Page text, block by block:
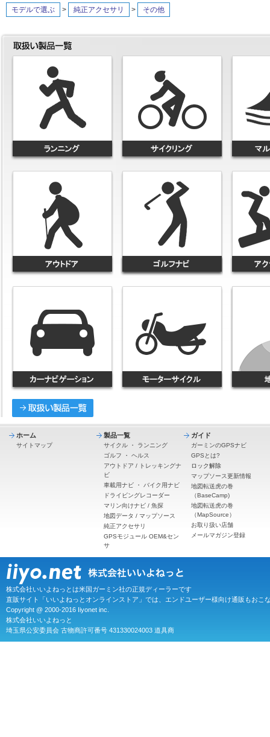
モデルで選ぶ > 純正アクセサリ > その他
ホーム
サイトマップ
製品一覧
サイクル ・ ランニング
ゴルフ ・ ヘルス
アウトドア / トレッキングナ
ビ
車載用ナビ ・ バイク用ナビ
ドライビングレコーダー
マリン向けナビ / 魚探
地図データ / マップソース
純正アクセサリ
GPSモジュール OEM&セン
サ
ガイド
ガーミンのGPSナビ
GPSとは?
ロック解除
マップソース更新情報
地図転送虎の巻
（BaseCamp)
地図転送虎の巻
（MapSource）
お取り扱い店舗
メールマガジン登録
株式会社いいよねっとは米国ガーミン社の正規ディーラーです
直販サイト「いいよねっとオンラインストア」では、エンドユーザー様向け通販もおこ
Copyright @ 2000-2016 Iiyonet inc.
株式会社いいよねっと
埼玉県公安委員会 古物商許可番号 431330024003 道具商